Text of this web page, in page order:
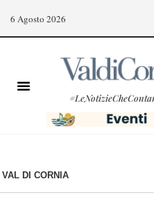
6 Agosto 2026
VAL DI CORNIA